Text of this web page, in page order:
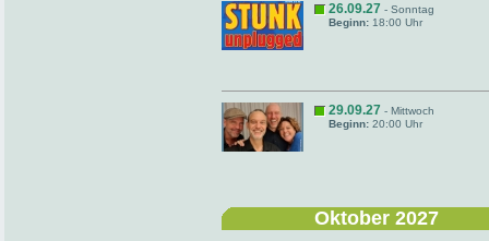
26.09.27 - Sonntag
Beginn: 18:00 Uhr
29.09.27 - Mittwoch
Beginn: 20:00 Uhr
Oktober 2027